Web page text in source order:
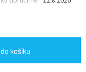
košíku